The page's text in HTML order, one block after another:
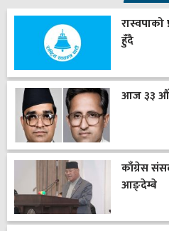
हुँदै
आज ३३ औँ
काँग्रेस
आङ्देम्बे